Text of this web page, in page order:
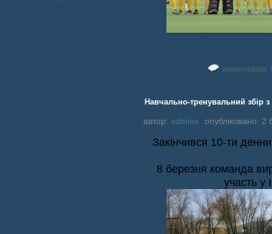
коментарів:
Навчально-тренувальний збір
автор: adminx опубліковано: 2
Закінчився 10-ти
8 березня команда
участь у